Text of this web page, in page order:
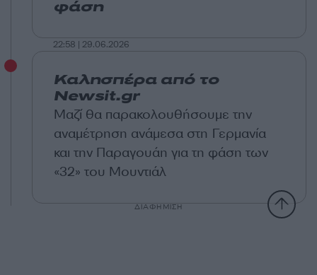
φάση
22:58 | 29.06.2026
Καλησπέρα από το
Newsit.gr
Μαζί θα παρακολουθήσουμε την
αναμέτρηση ανάμεσα στη Γερμανία
και την Παραγουάη για τη φάση των
«32» του Μουντιάλ
ΔΙΑΦΗΜΙΣΗ